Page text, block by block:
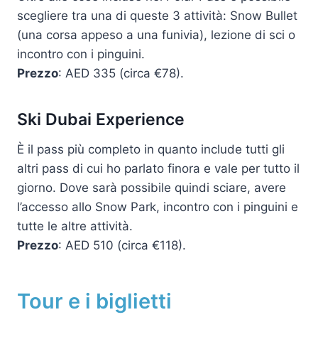
scegliere tra una di queste 3 attività: Snow Bullet
(una corsa appeso a una funivia), lezione di sci o
incontro con i pinguini.
Prezzo: AED 335 (circa €78).
Ski Dubai Experience
È il pass più completo in quanto include tutti gli
altri pass di cui ho parlato finora e vale per tutto il
giorno. Dove sarà possibile quindi sciare, avere
l’accesso allo Snow Park, incontro con i pinguini e
tutte le altre attività.
Prezzo: AED 510 (circa €118).
Tour e i biglietti